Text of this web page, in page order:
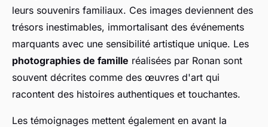
leurs souvenirs familiaux. Ces images deviennent des
trésors inestimables, immortalisant des événements
marquants avec une sensibilité artistique unique. Les
photographies de famille réalisées par Ronan sont
souvent décrites comme des œuvres d'art qui
racontent des histoires authentiques et touchantes.
Les témoignages mettent également en avant la